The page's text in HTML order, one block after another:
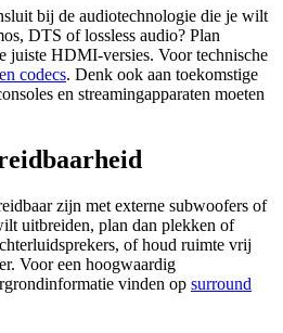
bij de audiotechnologie die je wilt
DTS of lossless audio? Plan
juiste HDMI-versies. Voor technische
codecs. Denk ook aan toekomstige
en streamingapparaten moeten
zijn met externe subwoofers of
uitbreiden, plan dan plekken of
of houd ruimte vrij
Voor een hoogwaardig
vinden op surround